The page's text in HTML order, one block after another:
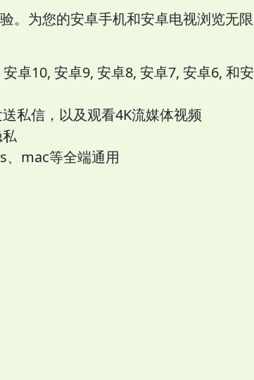
。为您的安卓手机和安卓电视浏览无限
卓10, 安卓9, 安卓8, 安卓7, 安卓6, 和安
私信，以及观看4K流媒体视频
、mac等全端通用